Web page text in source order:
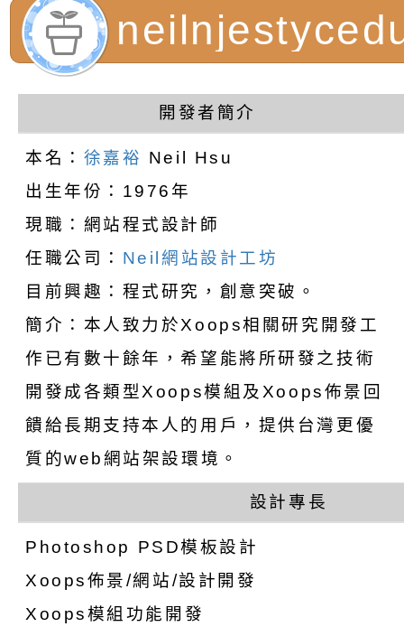
演練」
道安宣導影像素材
字稿及LCD託播影片
檢送行政院新聞傳播
月份公共服務政策溝
檢送本市馬祖新村眷
區《植地有聲》主題
有關本市辦理115年
專注力研習營 「正
緒學習與生命教育(
梯次)」
檢送桃園市政府LED
字稿及LCD託播影片
函轉「2026台東博
海報電子檔及活動介
檢送桃園市政府家庭
「小桃家7月課程資
「HELLO新鮮人」
養練習題」、「青少
書會」、「親密關係
坊」、「祖孫樂淘桃
徵件活動」海報
有關本局115年「暑
年─青春專案」LED
字稿
為配合政府政策宣導
者權益暨落實保護青
環境
檢送桃園市政府LED
字稿及LCD託播影片
有關桃園市政府家庭
服務資源資訊
檢送桃園市政府LED
字稿及LCD託播影（
函轉有關身心障礙者
（CRPD）第三次國
約專要文件及附件英
檢送行政院新聞傳播
月份公共服務政策溝
轉知教育部國民及學
計者：徐嘉裕
hsu
開發者簡介
本名： 徐嘉裕 Neil Hsu
出生年份：1976年
現職：網站程式設計師
任職公司： Neil網站設計工坊
目前興趣：程式研究，創意突破。
簡介：本人致力於Xoops相關研究開發工
作已有數十餘年，希望能將所研發之技術
開發成各類型Xoops模組及Xoops佈景回
饋給長期支持本人的用戶，提供台灣更優
質的web網站架設環境。
設計專長
Photoshop PSD模板設計
Xoops佈景/網站/設計開發
Xoops模組功能開發